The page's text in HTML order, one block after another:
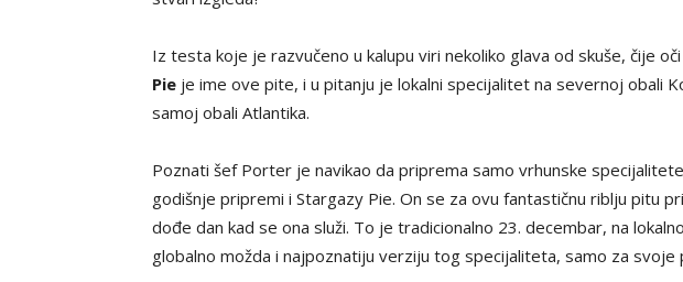
Iz testa koje je razvučeno u kalupu viri nekoliko glava od skuše, čije
Pie je ime ove pite, i u pitanju je lokalni specijalitet na severnoj obali
samoj obali Atlantika.
Poznati šef Porter je navikao da priprema samo vrhunske
godišnje pripremi i Stargazy Pie. On se za ovu fantastičnu riblju pitu
dođe dan kad se ona služi. To je tradicionalno 23. decembar, na
globalno možda i najpoznatiju verziju tog specijaliteta, samo za svoje